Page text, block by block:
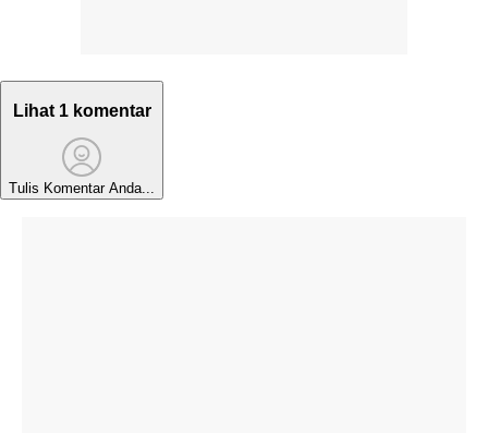
Lihat 1 komentar
Tulis Komentar Anda...